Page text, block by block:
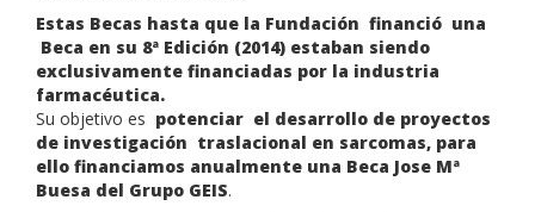
Estas Becas hasta que la Fundación financió una
Beca en su 8ª Edición (2014) estaban siendo
exclusivamente financiadas por la industria
farmacéutica.
Su objetivo es potenciar el desarrollo de proyectos
de investigación traslacional en sarcomas, para
ello financiamos anualmente una Beca Jose Mª
Buesa del Grupo GEIS.